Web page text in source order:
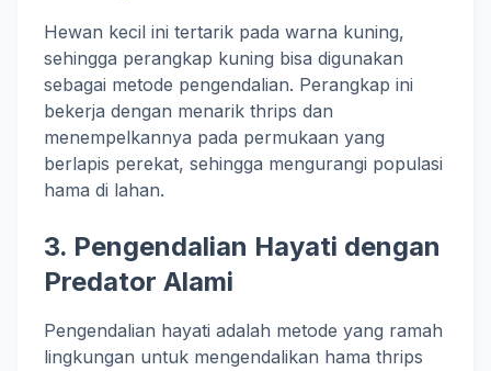
Hewan kecil ini tertarik pada warna kuning,
sehingga perangkap kuning bisa digunakan
sebagai metode pengendalian. Perangkap ini
bekerja dengan menarik thrips dan
menempelkannya pada permukaan yang
berlapis perekat, sehingga mengurangi populasi
hama di lahan.
3. Pengendalian Hayati dengan
Predator Alami
Pengendalian hayati adalah metode yang ramah
lingkungan untuk mengendalikan hama thrips